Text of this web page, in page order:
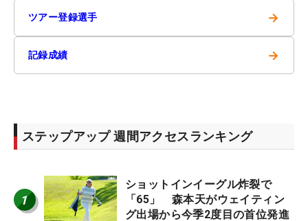
ツアー登録選手 →
記録成績 →
ステップアップ 週間アクセスランキング
1
ショットインイーグル炸裂で
「65」 森本天がウェイティン
グ出場から今季2度目の首位発進